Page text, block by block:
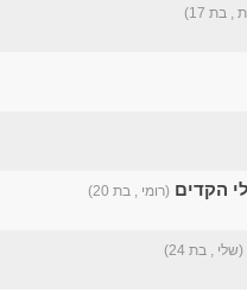
, בת 17)
הקדים (רומי , בת 20)
(שלי , בת 24)